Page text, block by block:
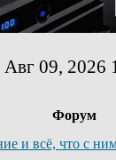
09, 2026
Форум
и всё, что с